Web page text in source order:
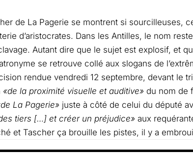
de La Pagerie se montrent si sourcilleuses,
d’aristocrates. Dans les Antilles, le nom
Autant dire que le sujet est explosif, et
se retrouve collé aux slogans de
rendue vendredi 12 septembre, devant le
«de la proximité visuelle et auditive» du nom de
La Pagerie» juste à côté de celui du député
tiers […] et créer un préjudice» aux
et Tascher ça brouille les pistes, il y a